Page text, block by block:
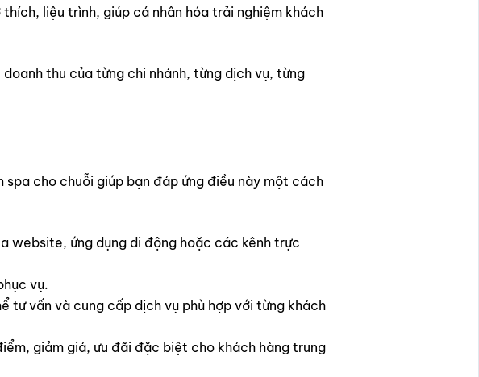
liệu trình, giúp cá nhân hóa trải nghiệm khách
thu của từng chi nhánh, từng dịch vụ, từng
spa cho chuỗi giúp bạn đáp ứng điều này một cách
website, ứng dụng di động hoặc các kênh trực
vụ.
tư vấn và cung cấp dịch vụ phù hợp với từng khách
giảm giá, ưu đãi đặc biệt cho khách hàng trung